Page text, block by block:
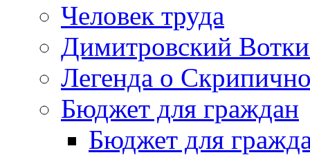
Человек труда
Димитровский
Легенда о
Бюджет для граждан
Бюджет для